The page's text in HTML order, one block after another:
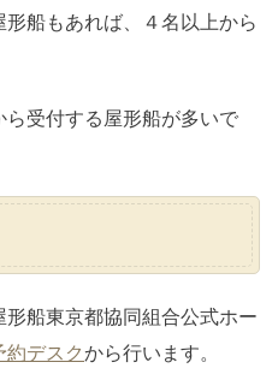
船もあれば、４名以上から
受付する屋形船が多いで
船東京都協同組合公式ホー
デスクから行います。